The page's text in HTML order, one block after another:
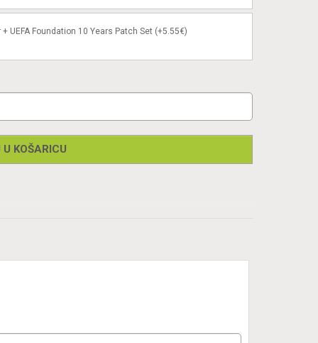
UEFA Foundation 10 Years Patch Set (+5.55€)
KOŠARICU